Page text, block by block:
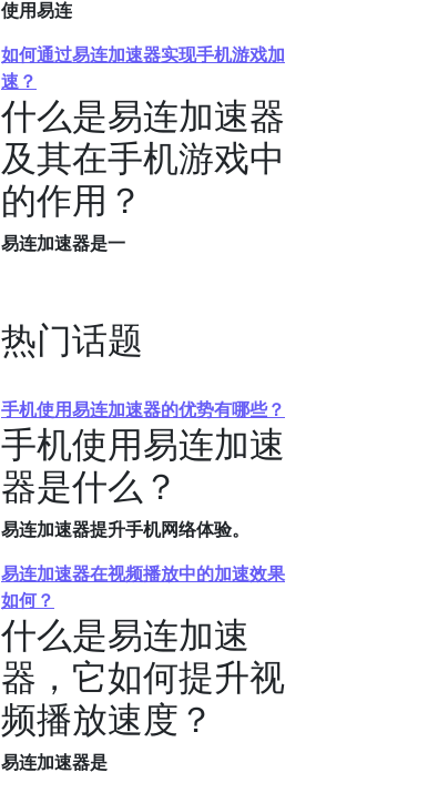
使用易连
如何通过易连加速器实现手机游戏加
速？
什么是易连加速器
及其在手机游戏中
的作用？
易连加速器是一
热门话题
手机使用易连加速器的优势有哪些？
手机使用易连加速
器是什么？
易连加速器提升手机网络体验。
易连加速器在视频播放中的加速效果
如何？
什么是易连加速
器，它如何提升视
频播放速度？
易连加速器是